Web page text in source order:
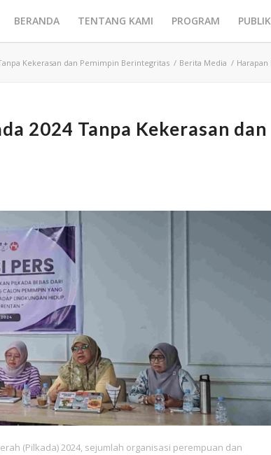
BERANDA TENTANG KAMI PROGRAM
Kekerasan dan Pemimpin Berintegritas / Berita Media / Harapan
2024 Tanpa Kekerasan dan
(Pilkada) 2024, sejumlah organisasi perempuan dan